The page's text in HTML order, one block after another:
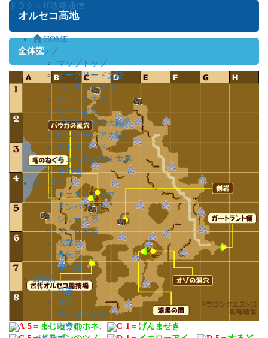
ドラクエ10攻略通信
HOME
マップ
マップトップ
オーグリード大陸
プクランド大陸
エルトナ大陸
ウェナ諸島
ドワチャッカ大陸
レンダーシア大陸
ナドラガンド
キュルルと行く世界
その他
クエスト
クエストトップ
ナンバリング
シリーズ系
シナリオ系
職業系
外伝系
神話篇
装備品
武器
防具
アクセサリー
職業別
オルセコ高地
全体図
A-5 ＝ まじゅうのホネ、 C-1 ＝ げんませき